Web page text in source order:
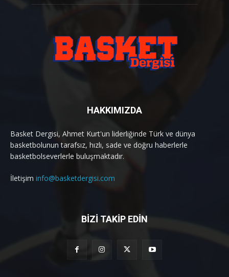
HAKKIMIZDA
Basket Dergisi, Ahmet Kurt'un liderliğinde Türk ve dünya
basketbolunun tarafsız, hızlı, sade ve doğru haberlerle
basketbolseverlerle buluşmaktadır.
İletişim info@basketdergisi.com
BİZİ TAKİP EDİN